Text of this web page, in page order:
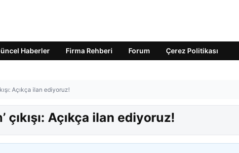
Haberler Firma Rehberi Forum Çerez Politikası
Açıkça ilan ediyoruz!
çıkışı: Açıkça ilan ediyoruz!